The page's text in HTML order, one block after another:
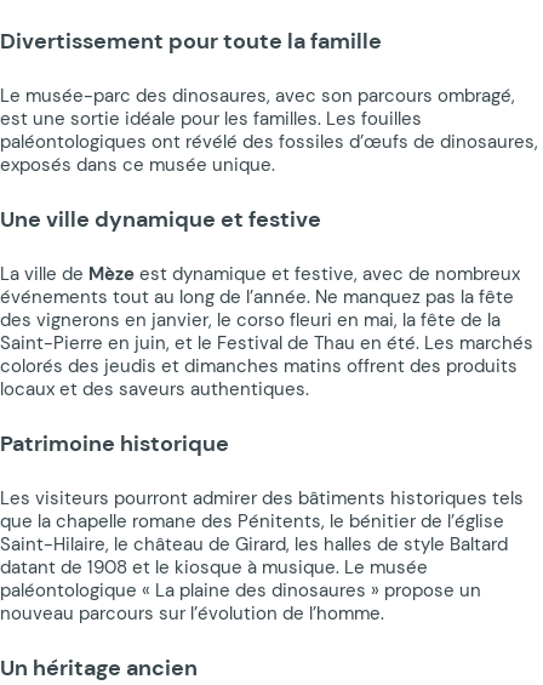
Divertissement pour toute la famille
Le musée-parc des dinosaures, avec son parcours ombragé,
est une sortie idéale pour les familles. Les fouilles
paléontologiques ont révélé des fossiles d’œufs de dinosaures,
exposés dans ce musée unique.
Une ville dynamique et festive
La ville de Mèze est dynamique et festive, avec de nombreux
événements tout au long de l’année. Ne manquez pas la fête
des vignerons en janvier, le corso fleuri en mai, la fête de la
Saint-Pierre en juin, et le Festival de Thau en été. Les marchés
colorés des jeudis et dimanches matins offrent des produits
locaux et des saveurs authentiques.
Patrimoine historique
Les visiteurs pourront admirer des bâtiments historiques tels
que la chapelle romane des Pénitents, le bénitier de l’église
Saint-Hilaire, le château de Girard, les halles de style Baltard
datant de 1908 et le kiosque à musique. Le musée
paléontologique « La plaine des dinosaures » propose un
nouveau parcours sur l’évolution de l’homme.
Un héritage ancien